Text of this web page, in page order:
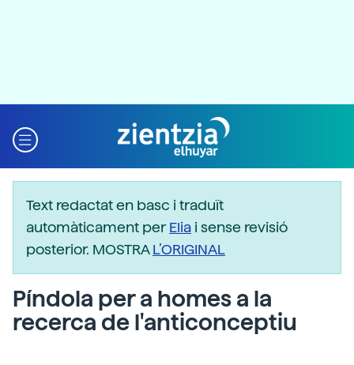
Text redactat en basc i traduït
automàticament perElia i sense revisió
posterior. MOSTRAL’ORIGINAL
Píndola per a homes a la
recerca de l'anticonceptiu